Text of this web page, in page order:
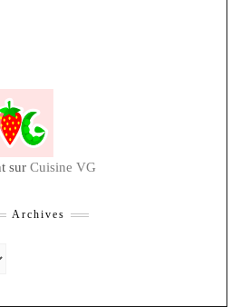
sur Cuisine VG
Archives